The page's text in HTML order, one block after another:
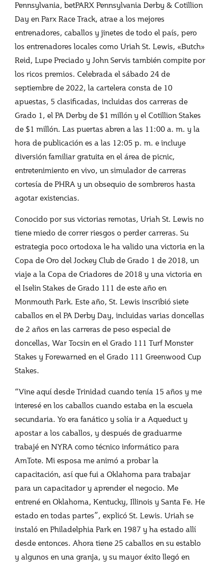
Pennsylvania, betPARX Pennsylvania Derby & Cotillion
Day en Parx Race Track, atrae a los mejores
entrenadores, caballos y jinetes de todo el país, pero
los entrenadores locales como Uriah St. Lewis, «Butch»
Reid, Lupe Preciado y John Servis también compite por
los ricos premios. Celebrada el sábado 24 de
septiembre de 2022, la cartelera consta de 10
apuestas, 5 clasificadas, incluidas dos carreras de
Grado 1, el PA Derby de $1 millón y el Cotillion Stakes
de $1 millón. Las puertas abren a las 11:00 a. m. y la
hora de publicación es a las 12:05 p. m. e incluye
diversión familiar gratuita en el área de picnic,
entretenimiento en vivo, un simulador de carreras
cortesía de PHRA y un obsequio de sombreros hasta
agotar existencias.
Conocido por sus victorias remotas, Uriah St. Lewis no
tiene miedo de correr riesgos o perder carreras. Su
estrategia poco ortodoxa le ha valido una victoria en la
Copa de Oro del Jockey Club de Grado 1 de 2018, un
viaje a la Copa de Criadores de 2018 y una victoria en
el Iselin Stakes de Grado 111 de este año en
Monmouth Park. Este año, St. Lewis inscribió siete
caballos en el PA Derby Day, incluidas varias doncellas
de 2 años en las carreras de peso especial de
doncellas, War Tocsin en el Grado 111 Turf Monster
Stakes y Forewarned en el Grado 111 Greenwood Cup
Stakes.
“Vine aquí desde Trinidad cuando tenía 15 años y me
interesé en los caballos cuando estaba en la escuela
secundaria. Yo era fanático y solía ir a Aqueduct y
apostar a los caballos, y después de graduarme
trabajé en NYRA como técnico informático para
AmTote. Mi esposa me animó a probar la
capacitación, así que fui a Oklahoma para trabajar
para un capacitador y aprender el negocio. Me
entrené en Oklahoma, Kentucky, Illinois y Santa Fe. He
estado en todas partes”, explicó St. Lewis. Uriah se
instaló en Philadelphia Park en 1987 y ha estado allí
desde entonces. Ahora tiene 25 caballos en su establo
y algunos en una granja, y su mayor éxito llegó en